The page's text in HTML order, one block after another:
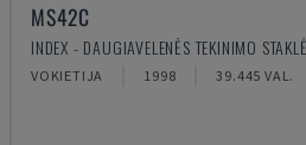
MS42C
INDEX - DAUGIAVELENĖS TEKINIMO
VOKIETIJA 1998 39.445 VAL.